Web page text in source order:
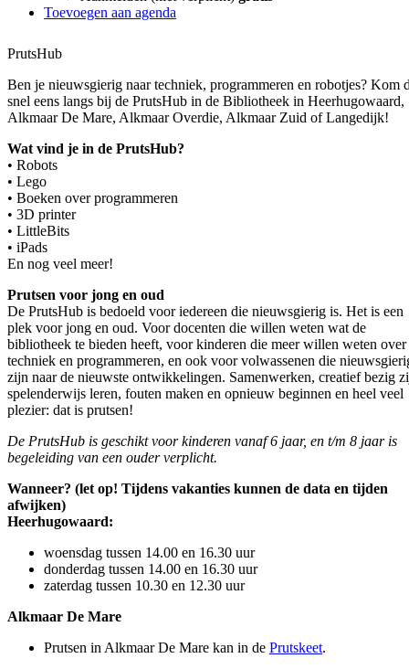
Toevoegen aan agenda
PrutsHub
Ben je nieuwsgierig naar techniek, programmeren en robotjes? Kom
snel eens langs bij de PrutsHub in de Bibliotheek in Heerhugowaard,
Alkmaar De Mare, Alkmaar Overdie, Alkmaar Zuid of Langedijk!
Wat vind je in de PrutsHub?
• Robots
• Lego
• Boeken over programmeren
• 3D printer
• LittleBits
• iPads
En nog veel meer!
Prutsen voor jong en oud
De PrutsHub is bedoeld voor iedereen die nieuwsgierig is. Het is een
plek voor jong en oud. Voor docenten die willen weten wat de
bibliotheek te bieden heeft, voor kinderen die meer willen weten over
techniek en programmeren, en ook voor volwassenen die
zijn naar de nieuwste ontwikkelingen. Samenwerken, creatief bezig
spelenderwijs leren, fouten maken en opnieuw beginnen en heel veel
plezier: dat is prutsen!
De PrutsHub is geschikt voor kinderen vanaf 6 jaar, en t/m 8 jaar is
begeleiding van een ouder verplicht.
Wanneer? (let op! Tijdens vakanties kunnen de data en tijden
afwijken)
Heerhugowaard:
woensdag tussen 14.00 en 16.30 uur
donderdag tussen 14.00 en 16.30 uur
zaterdag tussen 10.30 en 12.30 uur
Alkmaar De Mare
Prutsen in Alkmaar De Mare kan in de Prutskeet.